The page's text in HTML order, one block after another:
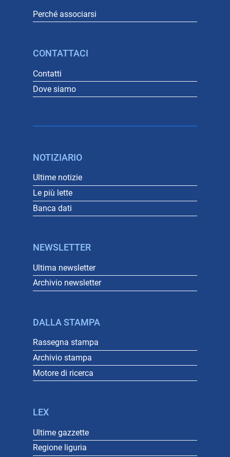
Perché associarsi
CONTATTACI
Contatti
Dove siamo
NOTIZIARIO
Ultime notizie
Le più lette
Banca dati
NEWSLETTER
Ultima newsletter
Archivio newsletter
DALLA STAMPA
Rassegna stampa
Archivio stampa
Motore di ricerca
LEX
Ultime gazzette
Regione liguria